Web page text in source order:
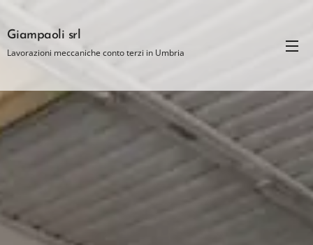
Giampaoli srl
Lavorazioni meccaniche conto terzi in Umbria